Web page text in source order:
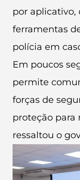
por aplicativo,
ferramentas
polícia em
Em poucos
permite
forças de
proteção para
ressaltou o